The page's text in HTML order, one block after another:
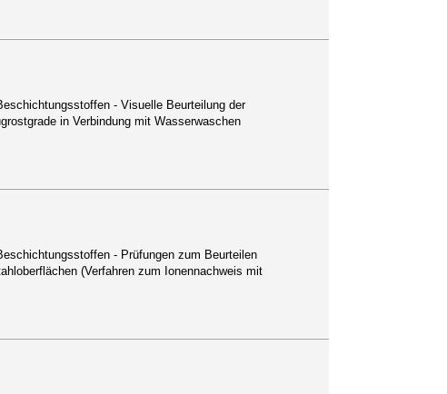
- Visuelle Beurteilung der
in Verbindung mit Wasserwaschen
- Prüfungen zum Beurteilen
(Verfahren zum Ionennachweis mit